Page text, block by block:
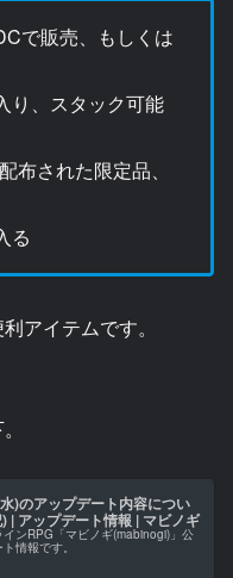
で販売、もしくは
り、スタック可能
布された限定品、
る
アイテムです。
)のアップデート内容につい
| アップデート情報 | マビノギ
ンRPG「マビノギ(mabinogi)」公
情報です。